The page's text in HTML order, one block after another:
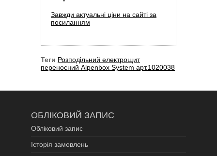
Завжди актуальні ціни на сайті за
посиланням
Теги Розподільний електрощит
переносний Alpenbox System арт.1020038
ОБЛІКОВИЙ ЗАПИС
Обліковий запис
Історія замовлень